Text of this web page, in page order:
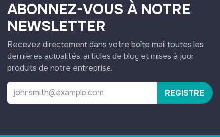
ABONNEZ-VOUS À NOTRE
NEWSLETTER
Recevez directement dans votre boîte mail toutes les
dernières actualités, articles de blog et mises à jour
produits de notre entreprise.
REGISTRE